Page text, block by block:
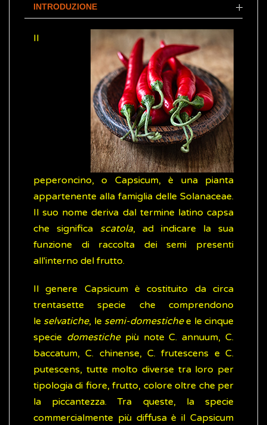
INTRODUZIONE
Il
peperoncino, o Capsicum, è una pianta
appartenente alla famiglia delle Solanaceae.
Il suo nome deriva dal termine latino capsa
che significa scatola, ad indicare la sua
funzione di raccolta dei semi presenti
all'interno del frutto.
Il genere Capsicum è costituito da circa
trentasette specie che comprendono
le selvatiche, le semi-domestichee le cinque
specie domestichepiù note C. annuum, C.
baccatum, C. chinense, C. frutescens e C.
putescens, tutte molto diverse tra loro per
tipologia di fiore, frutto, colore oltre che per
la piccantezza. Tra queste, la specie
commercialmente più diffusa è il Capsicum